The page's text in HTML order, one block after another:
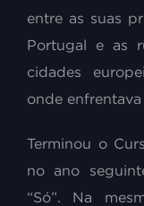
entre as suas
Portugal e as
cidades
onde
Terminou o
no ano
“Só”. Na